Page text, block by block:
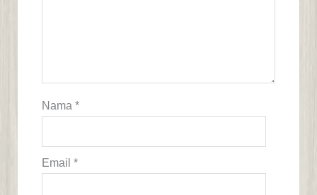
Nama *
Email *